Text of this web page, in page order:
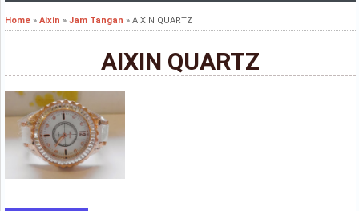
Home » Aixin » Jam Tangan » AIXIN QUARTZ
AIXIN QUARTZ